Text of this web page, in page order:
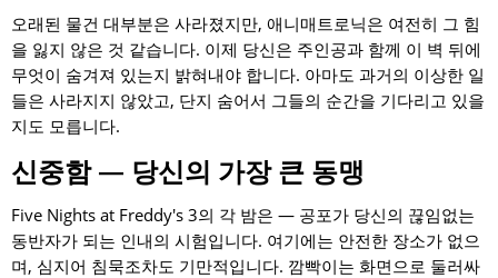
오래된 물건 대부분은 사라졌지만, 애니매트로닉은 여전히 그 힘
을 잃지 않은 것 같습니다. 이제 당신은 주인공과 함께 이 벽 뒤에
무엇이 숨겨져 있는지 밝혀내야 합니다. 아마도 과거의 이상한 일
들은 사라지지 않았고, 단지 숨어서 그들의 순간을 기다리고 있을
지도 모릅니다.
신중함 — 당신의 가장 큰 동맹
Five Nights at Freddy's 3의 각 밤은 — 공포가 당신의 끊임없는
동반자가 되는 인내의 시험입니다. 여기에는 안전한 장소가 없으
며, 심지어 침묵조차도 기만적입니다. 깜빡이는 화면으로 둘러싸